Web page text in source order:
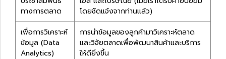
ทางการตลาด
โดยชัดแจ้งจากท่านแล้ว)
เพื่อการวิเคราะห์
ข้อมูล (Data
Analytics)
การนำข้อมูลของลูกค้ามาวิเคราะห์ตลาด
และวิจัยตลาดเพื่อพัฒนาสินค้าและบริการ
ให้ดียิ่งขึ้น